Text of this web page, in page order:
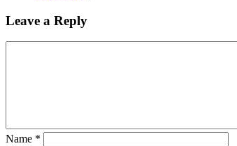
Leave a Reply
Name *